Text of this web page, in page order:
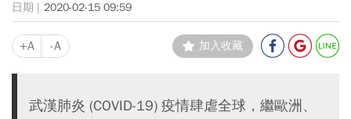
2020-02-15 09:59
+A -A 加入收藏
武漢肺炎 (COVID-19) 疫情肆虐全球，繼歐洲、